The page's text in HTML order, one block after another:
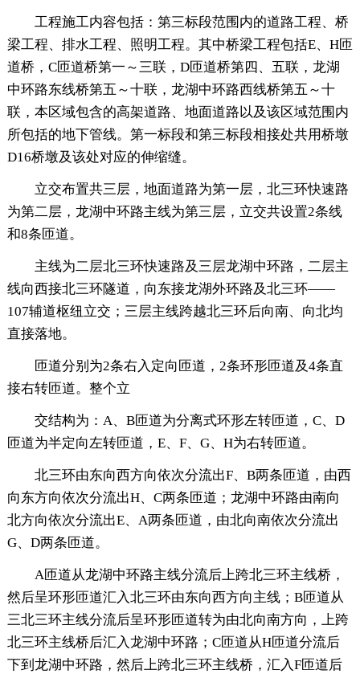
工程施工内容包括：第三标段范围内的道路工程、桥
梁工程、排水工程、照明工程。其中桥梁工程包括E、H匝
道桥，C匝道桥第一～三联，D匝道桥第四、五联，龙湖
中环路东线桥第五～十联，龙湖中环路西线桥第五～十
联，本区域包含的高架道路、地面道路以及该区域范围内
所包括的地下管线。第一标段和第三标段相接处共用桥墩
D16桥墩及该处对应的伸缩缝。
立交布置共三层，地面道路为第一层，北三环快速路
为第二层，龙湖中环路主线为第三层，立交共设置2条线
和8条匝道。
主线为二层北三环快速路及三层龙湖中环路，二层主
线向西接北三环隧道，向东接龙湖外环路及北三环——
107辅道枢纽立交；三层主线跨越北三环后向南、向北均
直接落地。
匝道分别为2条右入定向匝道，2条环形匝道及4条直
接右转匝道。整个立
交结构为：A、B匝道为分离式环形左转匝道，C、D
匝道为半定向左转匝道，E、F、G、H为右转匝道。
北三环由东向西方向依次分流出F、B两条匝道，由西
向东方向依次分流出H、C两条匝道；龙湖中环路由南向
北方向依次分流出E、A两条匝道，由北向南依次分流出
G、D两条匝道。
A匝道从龙湖中环路主线分流后上跨北三环主线桥，
然后呈环形匝道汇入北三环由东向西方向主线；B匝道从
三北三环主线分流后呈环形匝道转为由北向南方向，上跨
北三环主线桥后汇入龙湖中环路；C匝道从H匝道分流后
下到龙湖中环路，然后上跨北三环主线桥，汇入F匝道后